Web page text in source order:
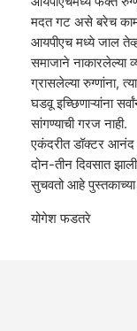
मदत गट असे बरेच
आयपीएच मध्ये जाल
समाजाने नाकारलेल्या
ग्रासलेल्या रुग्णांना,
घडवू इच्छिणाऱ्यांना
सांगण्याची गरज नाही.
एकंदरीत डॉक्टर आनंद
दोन-तीन दिवसात
सुचवतो आहे
योगेश फडतरे